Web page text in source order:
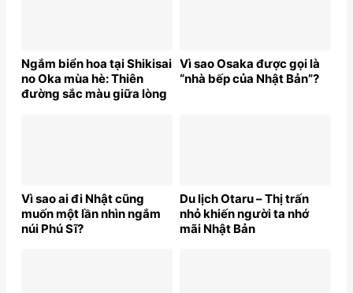
Ngắm biển hoa tại Shikisai
no Oka mùa hè: Thiên
đường sắc màu giữa lòng
Vì sao Osaka được gọi là
“nhà bếp của Nhật Bản”?
Vì sao ai đi Nhật cũng
muốn một lần nhìn ngắm
núi Phú Sĩ?
Du lịch Otaru – Thị trấn
nhỏ khiến người ta nhớ
mãi Nhật Bản